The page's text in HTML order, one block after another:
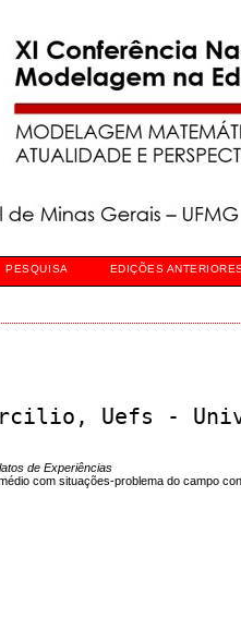
PESQUISA EDIÇÕES
Uefs -
de Experiências
com situações-problema do campo